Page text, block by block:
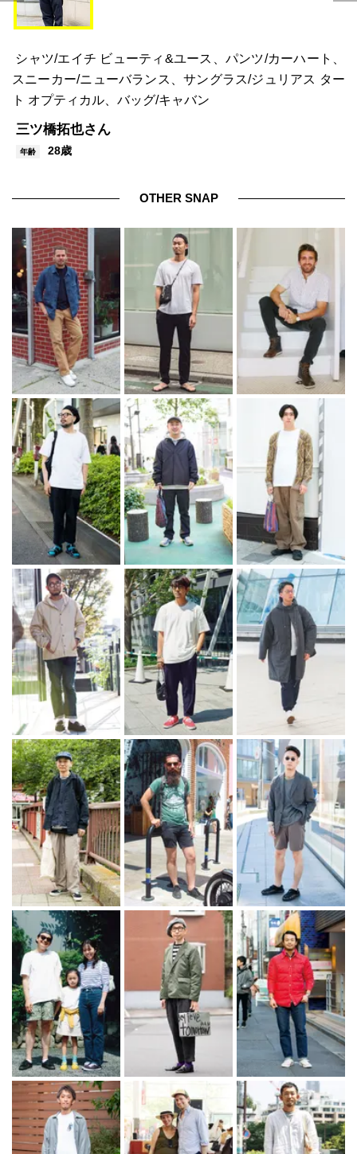
シャツ/エイチ ビューティ&ユース、パンツ/カーハート、
スニーカー/ニューバランス、サングラス/ジュリアス ター
ト オプティカル、バッグ/キャバン
三ツ橋拓也さん
年齢 28歳
OTHER SNAP